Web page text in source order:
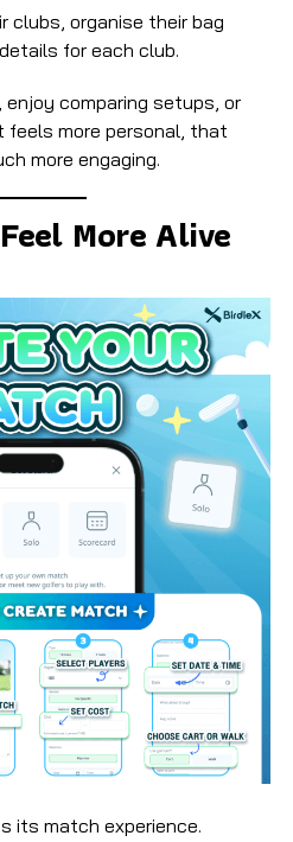
clubs, organise their bag
for each club.
enjoy comparing setups, or
more personal, that
more engaging.
More Alive
its match experience.